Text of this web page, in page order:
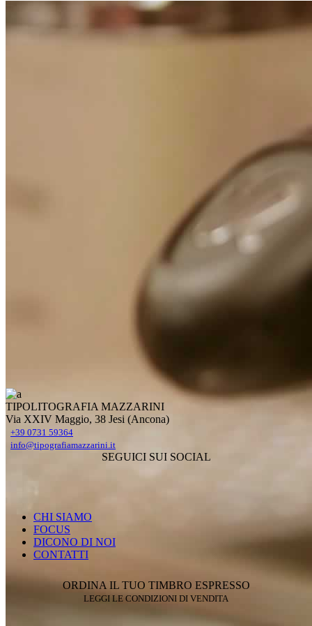
Contatti
TIPOLITOGRAFIA MAZZARINI
Via XXIV Maggio, 38 Jesi (Ancona)
+39 0731 59364
info@tipografiamazzarini.it
SEGUICI SUI SOCIAL
CHI SIAMO
FOCUS
DICONO DI NOI
CONTATTI
ORDINA IL TUO TIMBRO ESPRESSO
LEGGI LE CONDIZIONI DI VENDITA